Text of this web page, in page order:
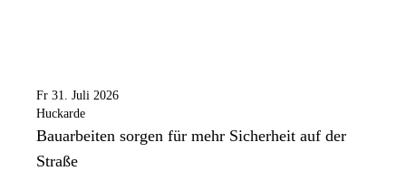
Fr 31. Juli 2026
Huckarde
Bauarbeiten sorgen für mehr Sicherheit auf der
Straße